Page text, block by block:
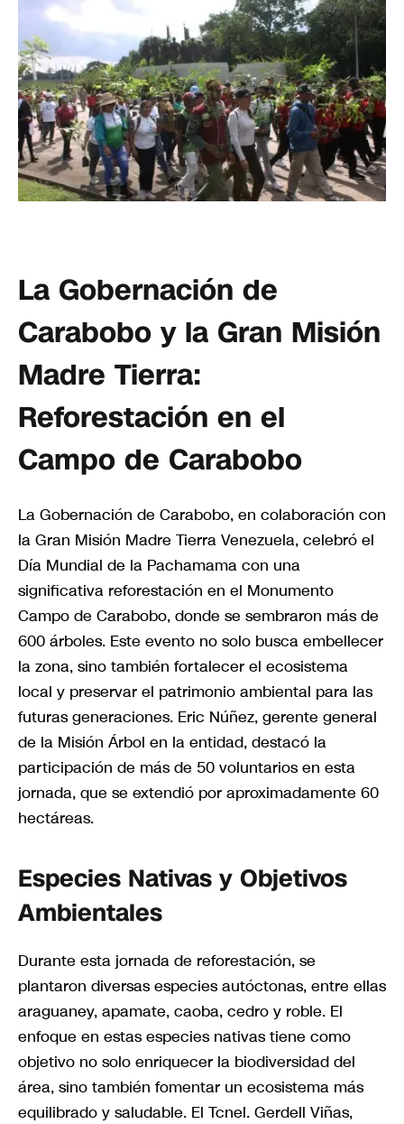
La Gobernación de
Carabobo y la Gran Misión
Madre Tierra:
Reforestación en el
Campo de Carabobo
La Gobernación de Carabobo, en colaboración con
la Gran Misión Madre Tierra Venezuela, celebró el
Día Mundial de la Pachamama con una
significativa reforestación en el Monumento
Campo de Carabobo, donde se sembraron más de
600 árboles. Este evento no solo busca embellecer
la zona, sino también fortalecer el ecosistema
local y preservar el patrimonio ambiental para las
futuras generaciones. Eric Núñez, gerente general
de la Misión Árbol en la entidad, destacó la
participación de más de 50 voluntarios en esta
jornada, que se extendió por aproximadamente 60
hectáreas.
Especies Nativas y Objetivos
Ambientales
Durante esta jornada de reforestación, se
plantaron diversas especies autóctonas, entre ellas
araguaney, apamate, caoba, cedro y roble. El
enfoque en estas especies nativas tiene como
objetivo no solo enriquecer la biodiversidad del
área, sino también fomentar un ecosistema más
equilibrado y saludable. El Tcnel. Gerdell Viñas,